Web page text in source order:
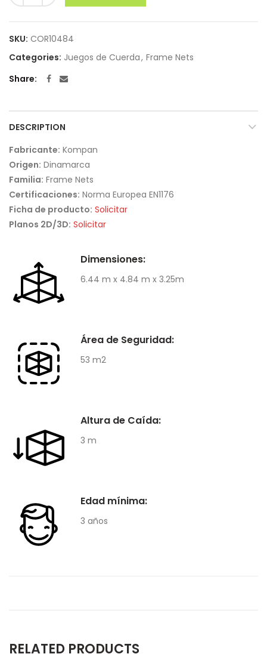
SKU: COR10484
Categories: Juegos de Cuerda, Frame Nets
Share
DESCRIPTION
Fabricante: Kompan
Origen: Dinamarca
Familia: Frame Nets
Certificaciones: Norma Europea EN1176
Ficha de producto: Solicitar
Planos 2D/3D: Solicitar
Dimensiones:
6.44 m x 4.84 m x 3.25m
Área de Seguridad:
53 m2
Altura de Caída:
3 m
Edad mínima:
3 años
RELATED PRODUCTS